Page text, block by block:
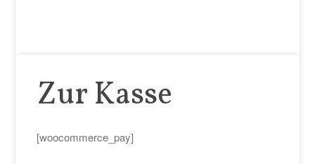
Zur Kasse
[woocommerce_pay]